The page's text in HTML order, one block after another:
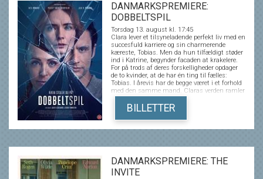
DANMARKSPREMIERE:
DOBBELTSPIL
Torsdag 13. august kl. 17:45
Clara lever et tilsyneladende perfekt liv med en
succesfuld karriere og sin charmerende
kæreste, Tobias. Men da hun tilfældigt støder
ind i Katrine, begynder facaden at krakelere.
For på trods af deres forskelligheder opdager
de to kvinder, at de har én ting til fælles:
Tobias. I årevis har de begge været i et forhold
med den samme mand. Claras verden ramler
og i jagten på sandheden vikles hun ind i et
uigennemskueligt spil, hvor grænserne
mellem sandhed og løgn, begær og bedrag
flyder sammen - og hvor det bliver stadig
sværere at afgøre, hvem der egentlig
elsker, måske aldrig har været den, man
troede...
BILLETTER
DANMARKSPREMIERE: THE
INVITE